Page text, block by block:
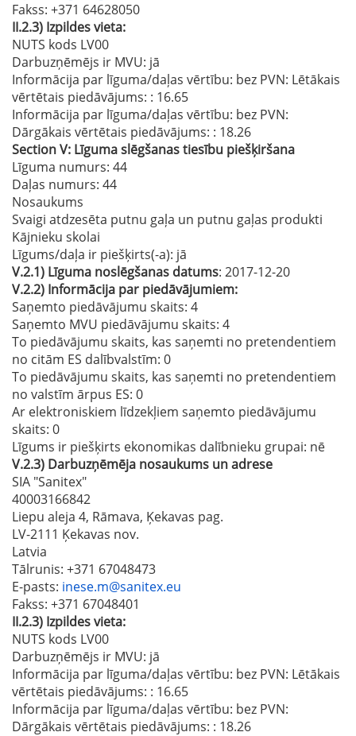
Fakss: +371 64628050
II.2.3) Izpildes vieta:
NUTS kods LV00
Darbuzņēmējs ir MVU: jā
Informācija par līguma/daļas vērtību: bez PVN: Lētākais
vērtētais piedāvājums: : 16.65
Informācija par līguma/daļas vērtību: bez PVN:
Dārgākais vērtētais piedāvājums: : 18.26
SectionV: Līguma slēgšanas tiesību piešķiršana
Līguma numurs: 44
Daļas numurs: 44
Nosaukums
Svaigi atdzesēta putnu gaļa un putnu gaļas produkti
Kājnieku skolai
Līgums/daļa ir piešķirts(-a): jā
V.2.1) Līguma noslēgšanas datums: 2017-12-20
V.2.2) Informācija par piedāvājumiem:
Saņemto piedāvājumu skaits: 4
Saņemto MVU piedāvājumu skaits: 4
To piedāvājumu skaits, kas saņemti no pretendentiem
no citām ES dalībvalstīm: 0
To piedāvājumu skaits, kas saņemti no pretendentiem
no valstīm ārpus ES: 0
Ar elektroniskiem līdzekļiem saņemto piedāvājumu
skaits: 0
Līgums ir piešķirts ekonomikas dalībnieku grupai: nē
V.2.3) Darbuzņēmēja nosaukums un adrese
SIA "Sanitex"
40003166842
Liepu aleja 4, Rāmava, Ķekavas pag.
LV-2111 Ķekavas nov.
Latvia
Tālrunis: +371 67048473
E-pasts: inese.m@sanitex.eu
Fakss: +371 67048401
II.2.3) Izpildes vieta:
NUTS kods LV00
Darbuzņēmējs ir MVU: jā
Informācija par līguma/daļas vērtību: bez PVN: Lētākais
vērtētais piedāvājums: : 16.65
Informācija par līguma/daļas vērtību: bez PVN:
Dārgākais vērtētais piedāvājums: : 18.26